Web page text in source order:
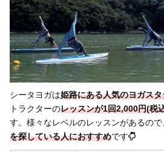
シータヨガは姫路にある人気のヨガスタ
トラクターのレッスンが1回2,000円(税
す。様々なレベルのレッスンがあるので
を探している人におすすめです